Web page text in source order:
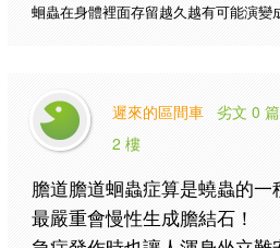
蛔蟲在身體裡面存留越久越有可能演變
遲來的區間車 劣文 0 篇
2 樓
膽道膽道蛔蟲症算是蟯蟲的一
最嚴重會慢性生成膽結石！